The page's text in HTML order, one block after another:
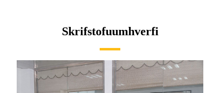
Skrifstofuumhverfi